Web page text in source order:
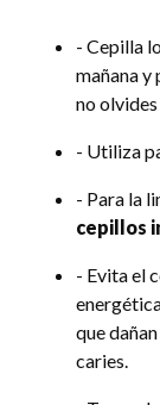
- Cepilla
mañana y
no
- Utiliza
- Para la
cepillos
- Evita el
que
caries.